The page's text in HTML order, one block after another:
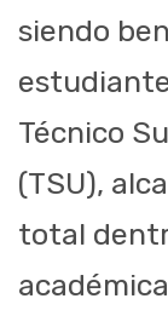
siendo
Técnico
(TSU),
total